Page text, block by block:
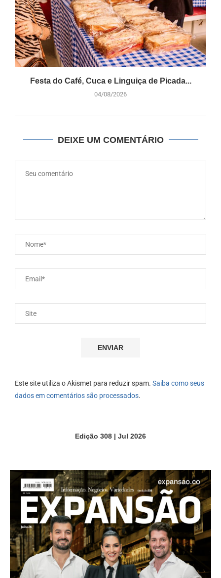
Festa do Café, Cuca e Linguiça de Picada...
04/08/2026
DEIXE UM COMENTÁRIO
Este site utiliza o Akismet para reduzir spam. Saiba como seus
dados em comentários são processados.
Edição 308 | Jul 2026